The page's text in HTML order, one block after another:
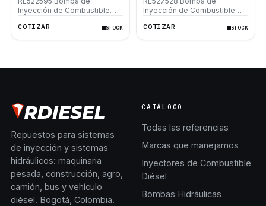
Inyección de Combustible
310SK 410J 410K 6068T
COTIZAR STOCK
Inyección de Combustible
310SK 410J 410K 6068T
COTIZAR STOCK
Repuestos para sistemas
de inyección y sistemas
hidráulicos: maquinaria
pesada, construcción, agro,
camión, bus y vehículo
diésel. Bogotá, Colombia.
CATÁLOGO
Todas las referencias
Marcas que manejamos
Inyectores de Combustible
Diésel
Bombas Hidráulicas